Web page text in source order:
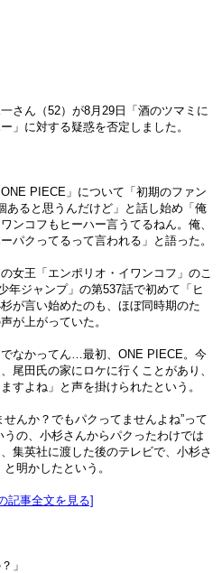
さん（52）が8月29日「酒のツマミに
」に対する疑惑を否定しました。
PIECE」について「初期のファン
あると思うんだけど」と話し始め「俺
ンコフもヒーハー言うてるねん。俺、
パクってるって言われる」と語った。
女王「エンポリオ・イワンコフ」のこ
年ジャンプ」の第537話で初めて「ヒ
が言い始めたのも、ほぼ同時期のた
が上がっていた。
なかってん…最初、ONE PIECE。今
尾田氏の家にロケに行くことがあり、
すよね」と声を掛けられたという。
んか？でもパクってませんよね”って
の、小杉さんからパクったわけでは
集英社に渡した後のテレビで、小杉さ
明かしたという。
記事全文を見る]
」